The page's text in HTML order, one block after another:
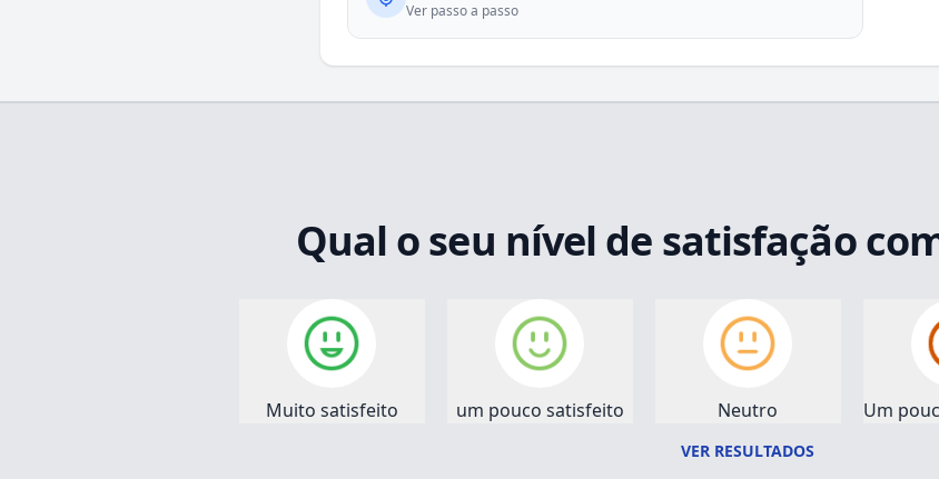
Ver passo a passo
Qual o seu nível de satisfação
Muito satisfeito um pouco satisfeito Neutro Um
VER RESULTADOS